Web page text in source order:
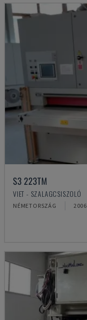
S3 223TM
VIET - SZALAGCSISZOLÓ
NÉMETORSZÁG 2006